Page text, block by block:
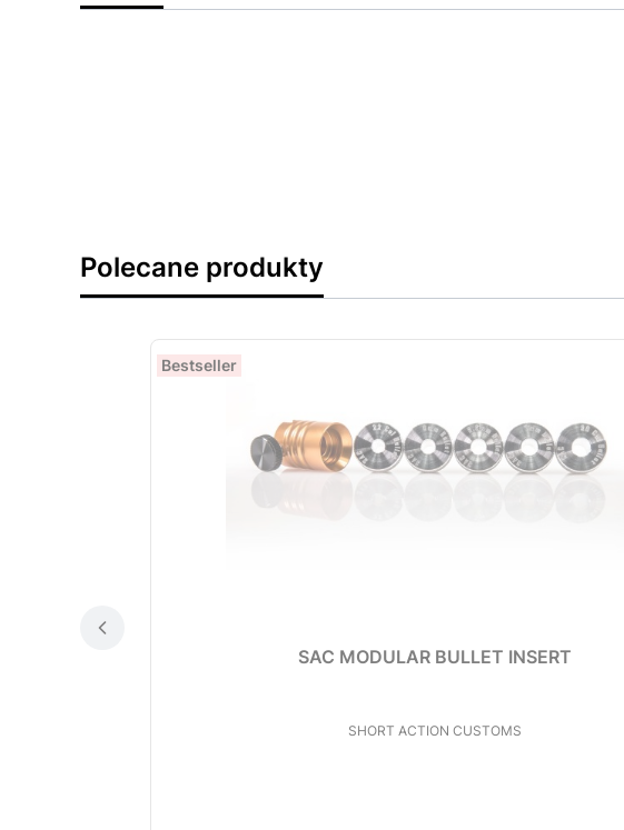
Polecane produkty
Bestseller
SAC MODULAR BULLET INSERT
PRODUCENT
SHORT ACTION CUSTOMS